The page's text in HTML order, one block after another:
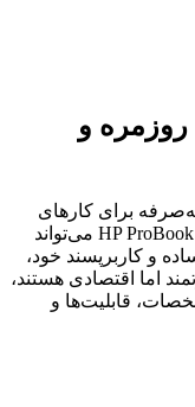
روزمره و
برای کارهای
روزمره، اداری و وب‌گردی هستید، HP ProBook 430 G1 می‌تواند
و کاربرپسند خود،
اما اقتصادی هستند،
قابلیت‌ها و